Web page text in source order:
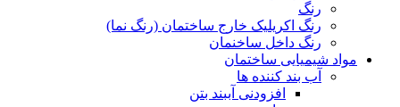
رنگ
رنگ اکریلیک خارج ساختمان (رنگ نما)
رنگ داخل ساخنمان
مواد شیمیایی ساختمان
آب بند کننده ها
افزودنی آببند بتن